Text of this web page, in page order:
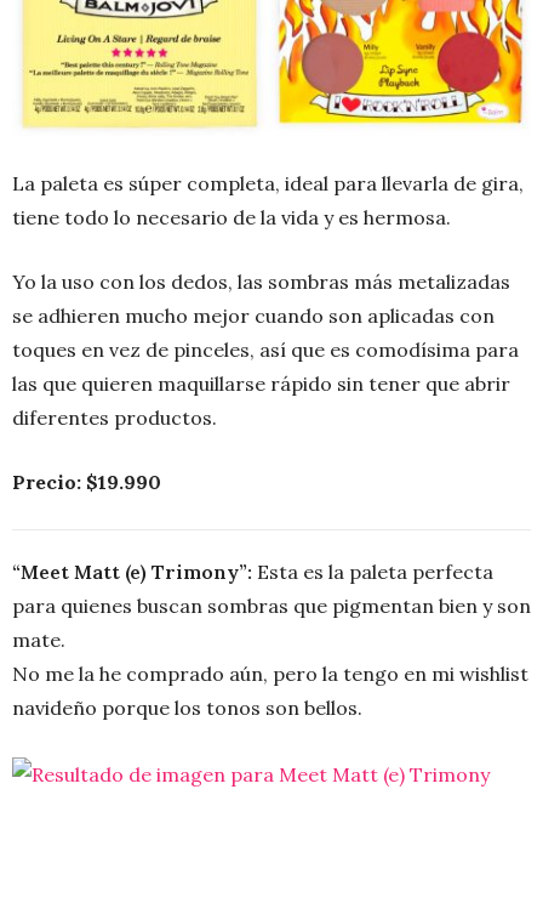
La paleta es súper completa, ideal para llevarla de gira,
tiene todo lo necesario de la vida y es hermosa.
Yo la uso con los dedos, las sombras más metalizadas
se adhieren mucho mejor cuando son aplicadas con
toques en vez de pinceles, así que es comodísima para
las que quieren maquillarse rápido sin tener que abrir
diferentes productos.
Precio: $19.990
“Meet Matt (e) Trimony”: Esta es la paleta perfecta
para quienes buscan sombras que pigmentan bien y son
mate.
No me la he comprado aún, pero la tengo en mi wishlist
navideño porque los tonos son bellos.